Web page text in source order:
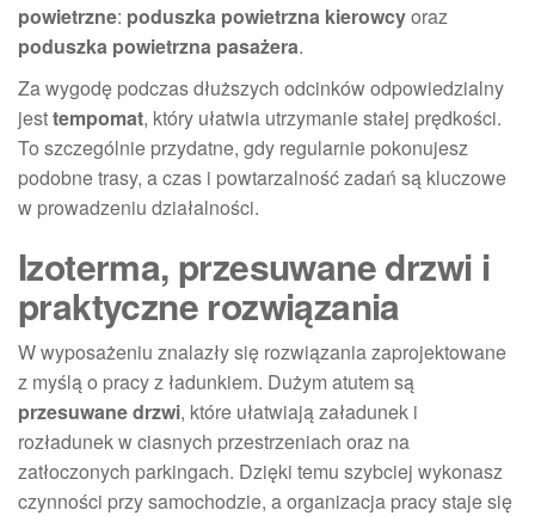
powietrzne: poduszka powietrzna kierowcyoraz
poduszka powietrzna pasażera.
Za wygodę podczas dłuższych odcinków odpowiedzialny
jesttempomat, który ułatwia utrzymanie stałej prędkości.
To szczególnie przydatne, gdy regularnie pokonujesz
podobne trasy, a czas i powtarzalność zadań są kluczowe
w prowadzeniu działalności.
Izoterma, przesuwane drzwi i
praktyczne rozwiązania
W wyposażeniu znalazły się rozwiązania zaprojektowane
z myślą o pracy z ładunkiem. Dużym atutem są
przesuwane drzwi, które ułatwiają załadunek i
rozładunek w ciasnych przestrzeniach oraz na
zatłoczonych parkingach. Dzięki temu szybciej wykonasz
czynności przy samochodzie, a organizacja pracy staje się